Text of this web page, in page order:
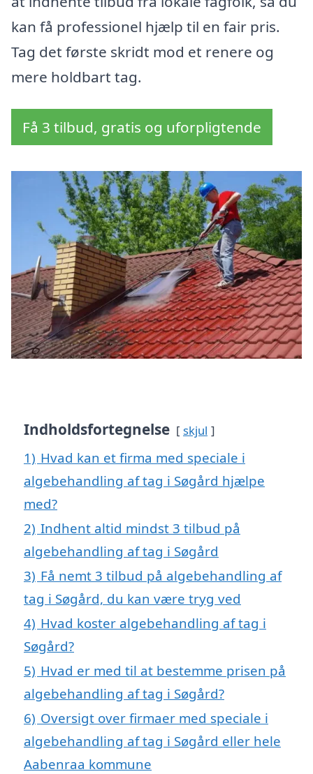
kan få professionel hjælp til en fair pris.
Tag det første skridt mod et renere og
mere holdbart tag.
Få 3 tilbud, gratis og uforpligtende
Indholdsfortegnelse skjul
1) Hvad kan et firma med speciale i
algebehandling af tag i Søgård hjælpe
med?
2) Indhent altid mindst 3 tilbud på
algebehandling af tag i Søgård
3) Få nemt 3 tilbud på algebehandling af
tag i Søgård, du kan være tryg ved
4) Hvad koster algebehandling af tag i
Søgård?
5) Hvad er med til at bestemme prisen på
algebehandling af tag i Søgård?
6) Oversigt over firmaer med speciale i
algebehandling af tag i Søgård eller hele
Aabenraa kommune